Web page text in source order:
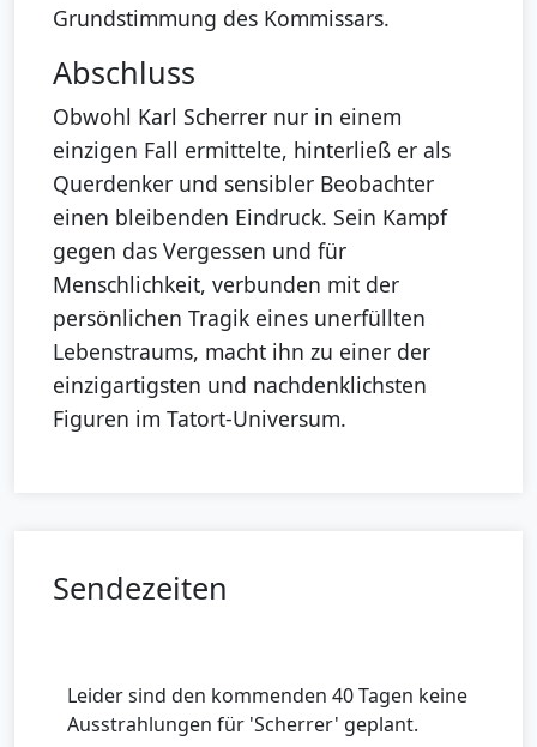
Grundstimmung des Kommissars.
Abschluss
Obwohl Karl Scherrer nur in einem
einzigen Fall ermittelte, hinterließ er als
Querdenker und sensibler Beobachter
einen bleibenden Eindruck. Sein Kampf
gegen das Vergessen und für
Menschlichkeit, verbunden mit der
persönlichen Tragik eines unerfüllten
Lebenstraums, macht ihn zu einer der
einzigartigsten und nachdenklichsten
Figuren im Tatort-Universum.
Sendezeiten
Leider sind den kommenden 40 Tagen keine
Ausstrahlungen für 'Scherrer' geplant.